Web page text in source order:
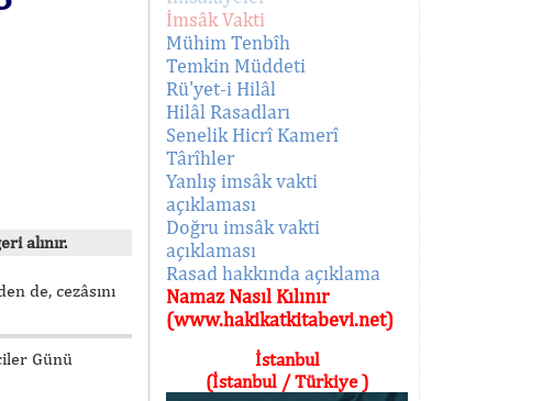
alınır.
de, cezâsını
Günü
İmsâk Vakti
Mühim Tenbîh
Temkin Müddeti
Rü'yet-i Hilâl
Hilâl Rasadları
Senelik Hicrî Kamerî
Târîhler
Yanlış imsâk vakti
açıklaması
Doğru imsâk vakti
açıklaması
Rasad hakkında açıklama
Namaz Nasıl Kılınır
(www.hakikatkitabevi.net)
İstanbul
(İstanbul / Türkiye )